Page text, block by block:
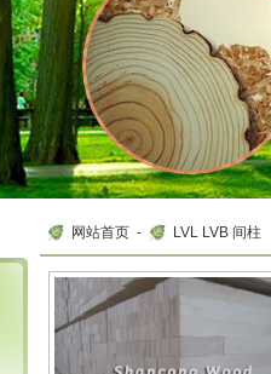
网站首页 - LVL LVB 间柱